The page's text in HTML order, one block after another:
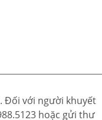
Đối với người khuyết
hoặc gửi thư